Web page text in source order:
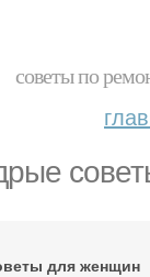
советы по
для женщин